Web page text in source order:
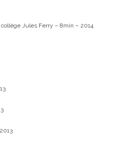
Jules Ferry – 8min – 2014